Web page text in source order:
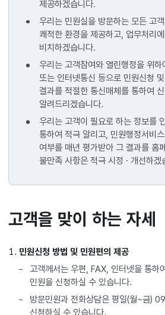
제공하겠습니다.
우리는 민원실을 방문하는 모든 고
쾌적한 환경을 제공하고, 업무처리
비치하겠습니다.
우리는 고객참여와 열린행정을 위
또는 인터넷통신 등으로 민원신청
결과를 적절한 통신매체를 통하여 신
알려드리겠습니다.
우리는 고객이 필요로 하는 정보를
통하여 적극 알리고, 민원행정서비
여부를 매년 평가받아 그 결과를 홈
불만족 사항은 적극 시정 · 개선하겠
고객을 맞이 하는 자세
민원신청 방법 및 민원편의 제공
고객께서는 우편, FAX, 인터넷을 통하
민원을 신청하실 수 있습니다.
방문민원과 전화상담은 평일(월~금)
신청하실 수 있습니다.